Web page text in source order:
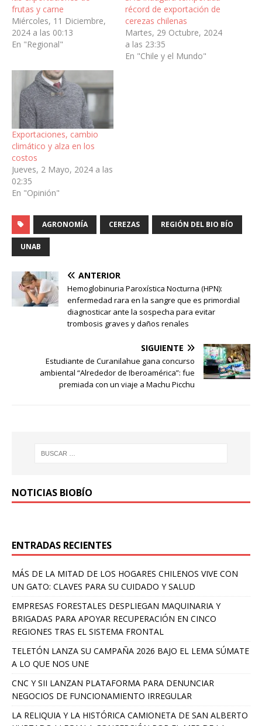
frutas y carne
Miércoles, 11 Diciembre,
2024 a las 00:13
En "Regional"
récord de exportación de
cerezas chilenas
Martes, 29 Octubre, 2024
a las 23:35
En "Chile y el Mundo"
Exportaciones, cambio
climático y alza en los
costos
Jueves, 2 Mayo, 2024 a las
02:35
En "Opinión"
AGRONOMÍA CEREZAS REGIÓN DEL BIO BÍO
UNAB
ANTERIOR
Hemoglobinuria Paroxística Nocturna (HPN):
enfermedad rara en la sangre que es primordial
diagnosticar ante la sospecha para evitar
trombosis graves y daños renales
SIGUIENTE
Estudiante de Curanilahue gana concurso
ambiental “Alrededor de Iberoamérica”: fue
premiada con un viaje a Machu Picchu
NOTICIAS BIOBÍO
ENTRADAS RECIENTES
MÁS DE LA MITAD DE LOS HOGARES CHILENOS VIVE CON
UN GATO: CLAVES PARA SU CUIDADO Y SALUD
EMPRESAS FORESTALES DESPLIEGAN MAQUINARIA Y
BRIGADAS PARA APOYAR RECUPERACIÓN EN CINCO
REGIONES TRAS EL SISTEMA FRONTAL
TELETÓN LANZA SU CAMPAÑA 2026 BAJO EL LEMA SÚMATE
A LO QUE NOS UNE
CNC Y SII LANZAN PLATAFORMA PARA DENUNCIAR
NEGOCIOS DE FUNCIONAMIENTO IRREGULAR
LA RELIQUIA Y LA HISTÓRICA CAMIONETA DE SAN ALBERTO